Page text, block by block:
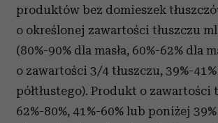
produktów bez domieszek
o określonej zawartości tłuszczu
(80%-90% dla masła, 60%-62% dla
o zawartości 3/4 tłuszczu, 39%-41%
półtłustego). Produkt o zawartości
62%-80%, 41%-60% lub poniżej 39%